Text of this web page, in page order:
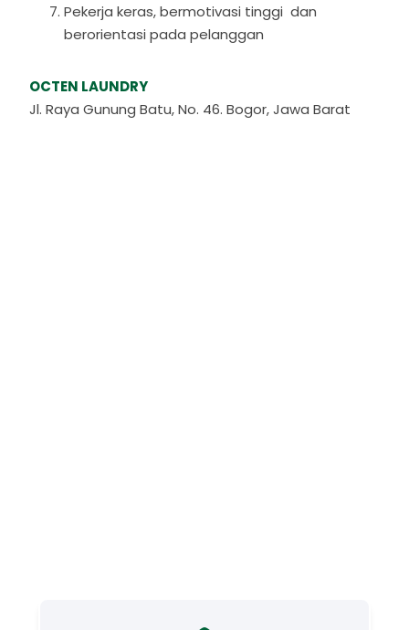
Pekerja keras, bermotivasi tinggi dan
berorientasi pada pelanggan
OCTEN LAUNDRY
Jl. Raya Gunung Batu, No. 46. Bogor, Jawa Barat